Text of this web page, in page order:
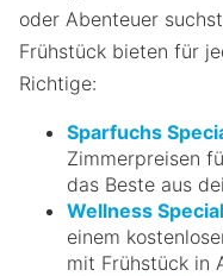
oder Abenteuer
Frühstück bieten für
Richtige:
Sparfuchs
Zimmerpreisen
das Beste aus
Wellness Special
einem
mit Frühstück in